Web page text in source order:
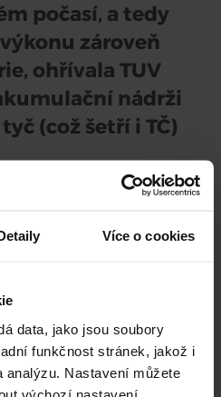
Více o cookies
data, jako jsou soubory
funkčnost stránek, jakož i
analýzu. Nastavení můžete
výchozí nastavení.
počasí, a tedy
zároveň
ohřívala TUV
nádrži
(což šetří i TČ)
z fotovoltaiky a na
počasí to
předtopit dům
teplotu (stejně tak
řešení jsou vždy po